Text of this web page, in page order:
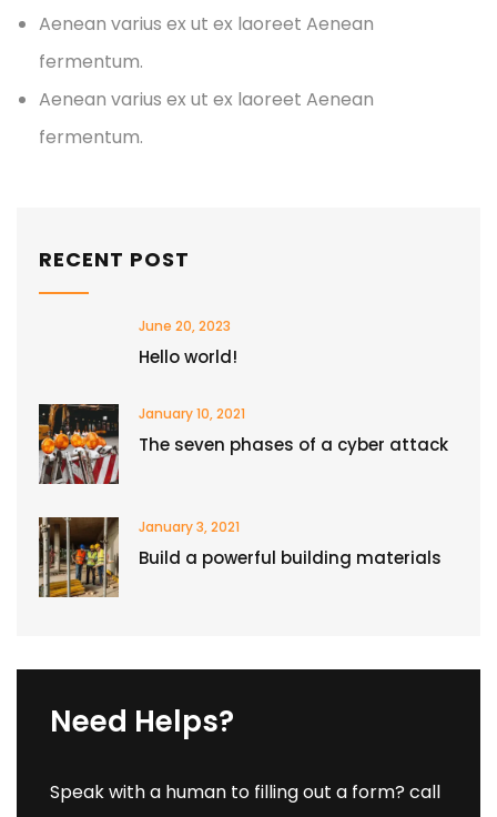
Aenean varius ex ut ex laoreet Aenean
fermentum.
Aenean varius ex ut ex laoreet Aenean
fermentum.
RECENT POST
June 20, 2023
Hello world!
January 10, 2021
The seven phases of a cyber attack
January 3, 2021
Build a powerful building materials
Need Helps?
Speak with a human to filling out a form? call